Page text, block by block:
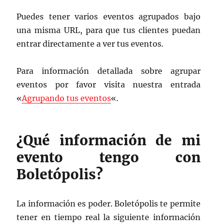
Puedes tener varios eventos agrupados bajo
una misma URL, para que tus clientes puedan
entrar directamente a ver tus eventos.
Para información detallada sobre agrupar
eventos por favor visita nuestra entrada
«Agrupando tus eventos«.
¿Qué información de mi
evento tengo con
Boletópolis?
La información es poder. Boletópolis te permite
tener en tiempo real la siguiente información